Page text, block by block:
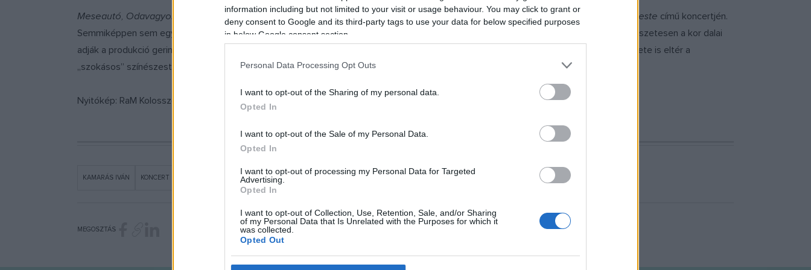
information including but not limited to your visit or usage behaviour. You may click to grant or
deny consent to Google and its third-party tags to use your data for below specified purposes
in below Google consent section.
Personal Data Processing Opt Outs
I want to opt-out of the Sharing of my personal data.
Opted In
I want to opt-out of the Sale of my Personal Data.
Opted In
I want to opt-out of processing my Personal Data for Targeted
Advertising.
Opted In
I want to opt-out of Collection, Use, Retention, Sale, and/or Sharing
of my Personal Data that Is Unrelated with the Purposes for which it
was collected.
Opted Out
Meseautó, Odavagyok magáért, Szerelemhez nem kell szépség – csodás magyar dalok csendülnek fel Kamarás Iván Egy fess pesti este című koncertjén.
Semmiképpen sem egy hagyományos, „poros” színészanyagra kell számítani, unásig ismert, félig elszavalt dalokkal, jelenetekkel. Természetesen a kor dalai
adják a produkció gerincét, de ahogy a dalok is frissebb, izgalmasabb köntöst kapnak a banda közreműködésével, úgy a műsor szerkezete is eltér a
„szokásos” színészestektől.
Nyitókép: RaM Kolosszeum
KAMARÁS IVÁN KONCERT RAM SZÍNHÁZ
MEGOSZTÁS